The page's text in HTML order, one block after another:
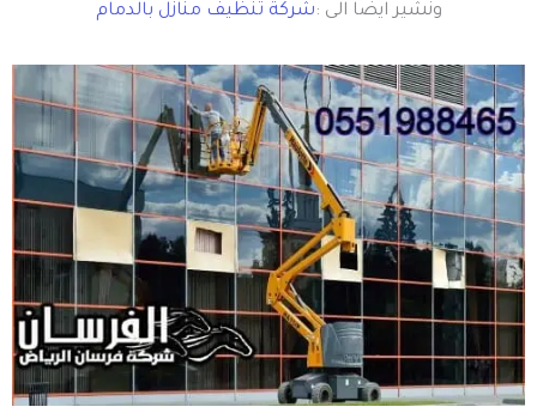
ونشير ايضا الى :شركة تنظيف منازل بالدمام